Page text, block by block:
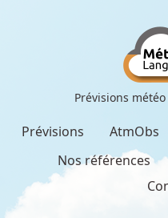
Prévisions
Prévisions AtmObs
Nos références